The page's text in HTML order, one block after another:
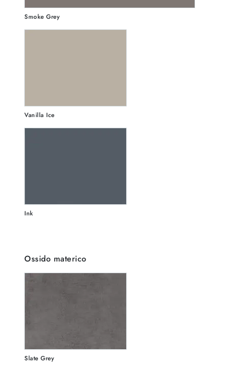
Smoke Grey
Vanilla Ice
Ink
Ossido materico
Slate Grey